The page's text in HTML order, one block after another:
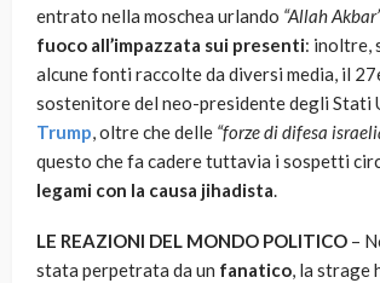
entrato nella moschea urlando “Allah
fuoco all’impazzata sui presenti: inoltre,
alcune fonti raccolte da diversi media, il
sostenitore del neo-presidente degli Stati
Trump, oltre che delle “forze di difesa
questo che fa cadere tuttavia i sospetti
legami con la causa jihadista.
LE REAZIONI DEL MONDO POLITICO –
stata perpetrata da un fanatico, la strage